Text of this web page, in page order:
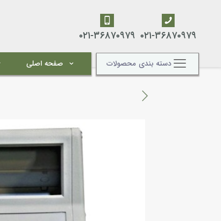
۰۲۱-۳۶۸۷۰۹۷۹ ۰۲۱-۳۶۸۷۰۹۷۹
دسته بندی محصولات صفحه اصلی